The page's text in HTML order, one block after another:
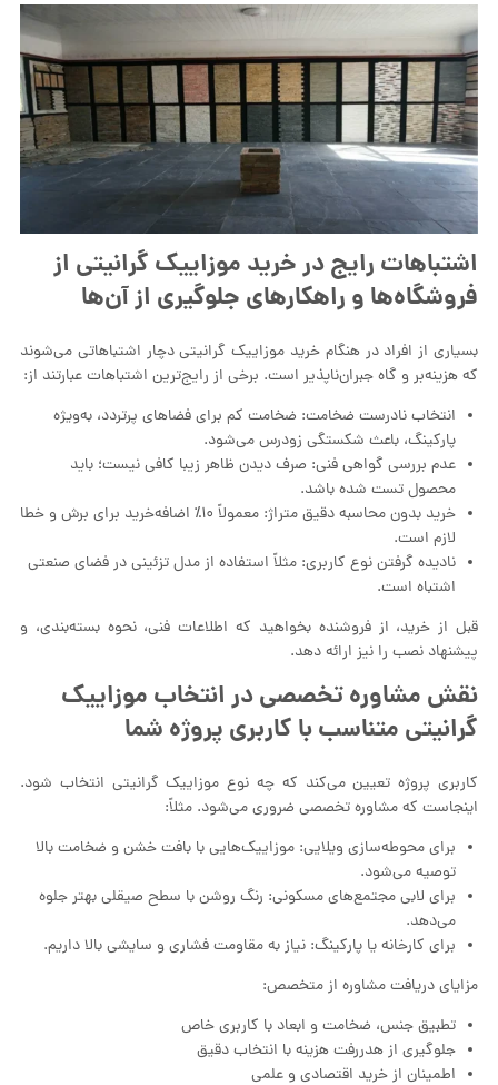
اشتباهات رایج در خرید موزاییک گرانیتی از
فروشگاه‌ها و راهکارهای جلوگیری از آن‌ها
بسیاری از افراد در هنگام خرید موزاییک گرانیتی دچار اشتباهاتی می‌شوند
که هزینه‌بر و گاه جبران‌ناپذیر است. برخی از رایج‌ترین اشتباهات عبارتند از:
انتخاب نادرست ضخامت: ضخامت کم برای فضاهای پرتردد، به‌ویژه
پارکینگ، باعث شکستگی زودرس می‌شود.
عدم بررسی گواهی فنی: صرف دیدن ظاهر زیبا کافی نیست؛ باید
محصول تست شده باشد.
خرید بدون محاسبه دقیق متراژ: معمولاً ۱۰٪ اضافه‌خرید برای برش و خطا
لازم است.
نادیده گرفتن نوع کاربری: مثلاً استفاده از مدل تزئینی در فضای صنعتی
اشتباه است.
قبل از خرید، از فروشنده بخواهید که اطلاعات فنی، نحوه بسته‌بندی، و
پیشنهاد نصب را نیز ارائه دهد.
نقش مشاوره تخصصی در انتخاب موزاییک
گرانیتی متناسب با کاربری پروژه شما
کاربری پروژه تعیین می‌کند که چه نوع موزاییک گرانیتی انتخاب شود.
اینجاست که مشاوره تخصصی ضروری می‌شود. مثلاً:
برای محوطه‌سازی ویلایی: موزاییک‌هایی با بافت خشن و ضخامت بالا
توصیه می‌شود.
برای لابی مجتمع‌های مسکونی: رنگ روشن با سطح صیقلی بهتر جلوه
می‌دهد.
برای کارخانه یا پارکینگ: نیاز به مقاومت فشاری و سایشی بالا داریم.
مزایای دریافت مشاوره از متخصص:
تطبیق جنس، ضخامت و ابعاد با کاربری خاص
جلوگیری از هدررفت هزینه با انتخاب دقیق
اطمینان از خرید اقتصادی و علمی